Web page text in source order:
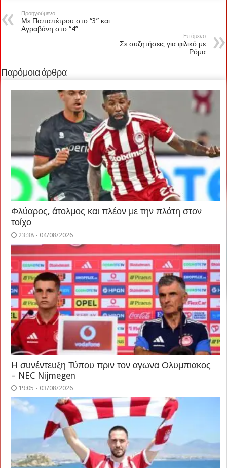
Προηγούμενο
Με Παπαπέτρου στο “3” και
Αγραβάνη στο “4”
Επόμενο
Σε συζητήσεις για φιλικό με
Ρόμα
Παρόμοια άρθρα
Φλύαρος, άτολμος και πλέον με την πλάτη στον
τοίχο
23:38 - 04/08/2026
Η συνέντευξη Τύπου πριν τον αγωνα Ολυμπιακος
– NEC Nijmegen
19:05 - 03/08/2026